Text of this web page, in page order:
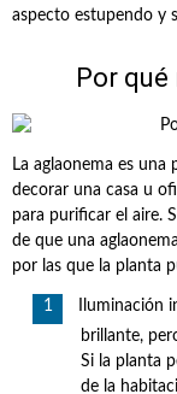
aspecto estupendo y
Por
La aglaonema es una
decorar una casa u
para purificar el aire.
de que una
por las que la planta
Iluminación
brillante,
Si la planta
de la